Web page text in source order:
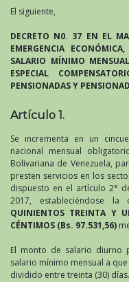
El siguiente,
DECRETO N0. 37 EN EL
EMERGENCIA
SALARIO MÍNIMO
ESPECIAL
PENSIONADAS Y
Artículo 1.
Se incrementa en un
nacional mensual
Bolivariana de Venezuela,
presten servicios en los
dispuesto en el artículo 2°
2017, estableciéndose la
QUINIENTOS TREINTA Y
CÉNTIMOS (Bs. 97.531,56)
El monto de salario diurno
salario mínimo mensual a
dividido entre treinta (30) días.